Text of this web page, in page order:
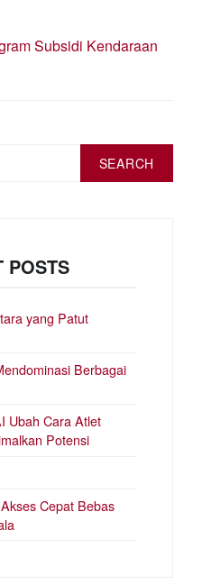
Subsidi Kendaraan
POSTS
yang Patut
Berbagai
Ubah Cara Atlet
Potensi
Cepat Bebas